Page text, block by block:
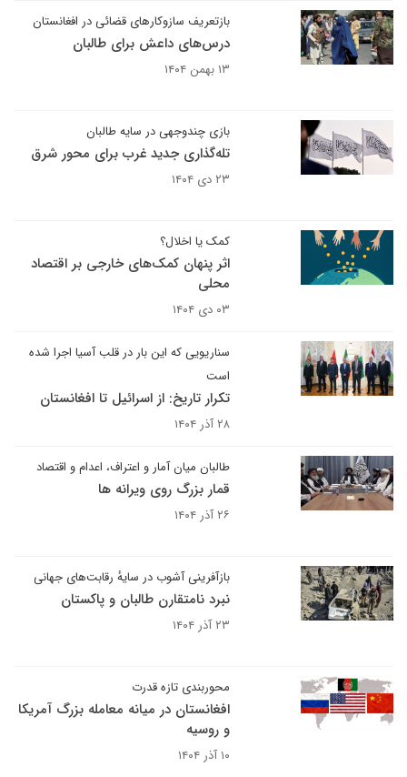
بازتعریف سازوکارهای قضائی در افغانستان
درس‌های داعش برای طالبان
۱۳ بهمن ۱۴۰۴
بازی چندوجهی در سایه طالبان
تله‌گذاری جدید غرب برای محور شرق
۲۳ دی ۱۴۰۴
کمک یا اخلال؟
اثر پنهان کمک‌های خارجی بر اقتصاد
محلی
۰۳ دی ۱۴۰۴
سناریویی که این بار در قلب آسیا اجرا شده
است
تکرار تاریخ: از اسرائیل تا افغانستان
۲۸ آذر ۱۴۰۴
طالبان میان آمار و اعتراف، اعدام و اقتصاد
قمار بزرگ روی ویرانه ها
۲۶ آذر ۱۴۰۴
بازآفرینی آشوب در سایهٔ رقابت‌های جهانی
نبرد نامتقارن طالبان و پاکستان
۲۳ آذر ۱۴۰۴
محوربندی تازه قدرت
افغانستان در میانه معامله بزرگ آمریکا
و روسیه
۱۰ آذر ۱۴۰۴